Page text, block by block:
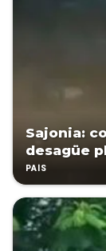
Sajonia:
desagüe
PAÍS